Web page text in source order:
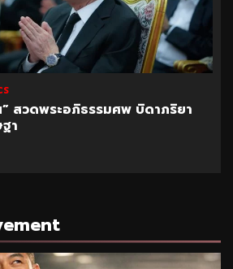
สวดพระอภิธรรมศพ บิดาภริยา
า